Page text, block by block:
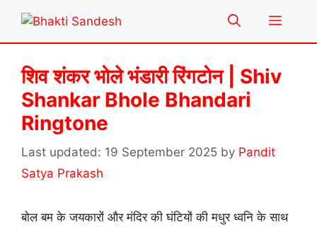
content
Menu
शिव शंकर भोले भंडारी रिंगटोन | Shiv
Shankar Bhole Bhandari
Ringtone
19 September 2025 by Pandit
Satya Prakash
बोल बम के जयकारों और मंदिर की घंटियों की मधुर ध्वनि के साथ